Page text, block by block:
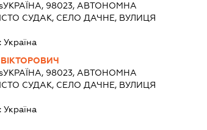
УКРАЇНА, 98023, АВТОНОМНА
СУДАК, СЕЛО ДАЧНЕ, ВУЛИЦЯ
Україна
УКРАЇНА, 98023, АВТОНОМНА
СУДАК, СЕЛО ДАЧНЕ, ВУЛИЦЯ
Україна